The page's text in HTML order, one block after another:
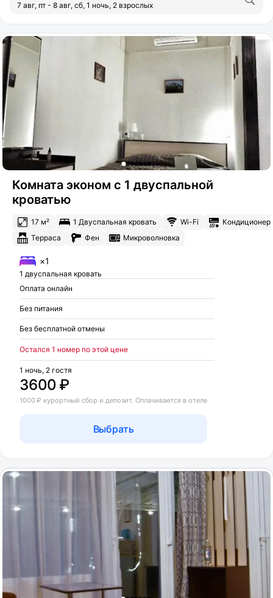
7 авг, пт - 8 авг, сб, 1 ночь, 2 взрослых
Комната эконом с 1 двуспальной
кроватью
17 м² 1 Двуспальная кровать Wi-Fi
Кондиционер
Терраса
Фен Микроволновка
×1
1 двуспальная кровать
Оплата онлайн
Без питания
Без бесплатной отмены
Остался 1 номер по этой цене
3600 ₽
1 ночь, 2 гостя
Выбрать
1000 ₽ курортный сбор и депозит. Оплачивается в отеле